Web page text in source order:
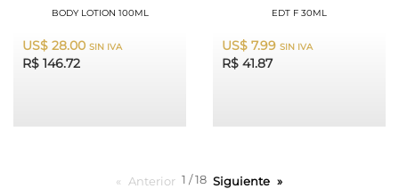
BODY LOTION 100ML
US$ 28.00 SIN IVA
R$ 146.72
EDT F 30ML
US$ 7.99 SIN IVA
R$ 41.87
Anterior page
1 / 18 Siguiente page